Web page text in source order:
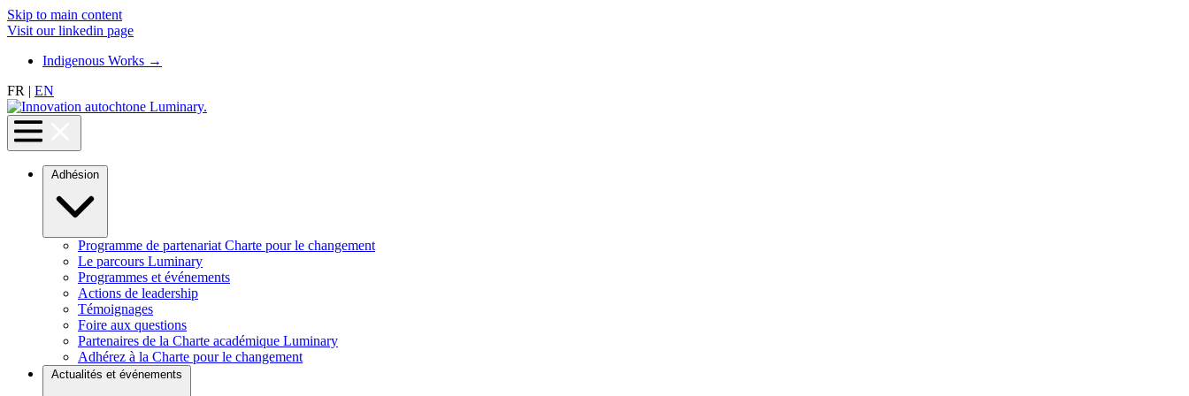
Skip to main content
Visit our linkedin page
Indigenous Works →
FR | EN
Adhésion
Programme de partenariat Charte pour le changement
Le parcours Luminary
Programmes et événements
Actions de leadership
Témoignages
Foire aux questions
Partenaires de la Charte académique Luminary
Adhérez à la Charte pour le changement
Actualités et événements